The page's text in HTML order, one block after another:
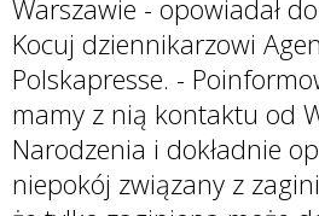
Warszawie - opowiadał
Kocuj dziennikarzowi
Polskapresse. -
mamy z nią kontaktu od
Narodzenia i dokładnie
niepokój związany z